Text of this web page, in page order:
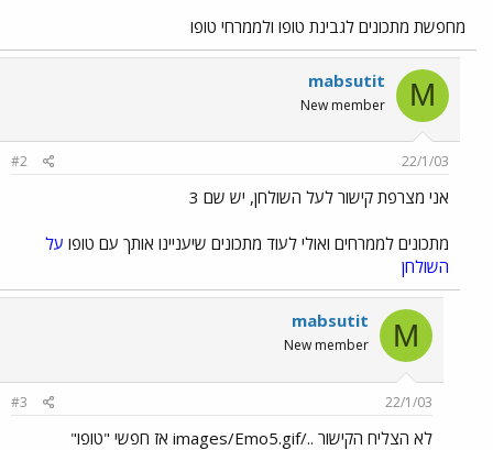
מחפשת מתכונים לגבינת טופו ולממרחי טופו
M
mabsutit
New member
22/1/03
#2
אני מצרפת קישור לעל השולחן, יש שם 3
מתכונים לממרחים ואולי לעוד מתכונים שיעניינו אותך עם טופו על
השולחן
M
mabsutit
New member
22/1/03
#3
לא הצליח הקישור ../images/Emo5.gif אז חפשי "טופו"